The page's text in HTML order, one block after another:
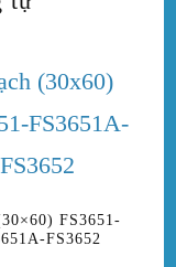
FS3651-
FS3652